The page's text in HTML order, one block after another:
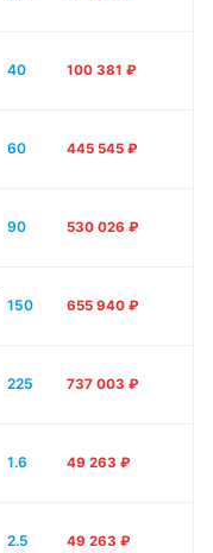
40 100 381 ₽
60 445 545 ₽
90 530 026 ₽
150 655 940 ₽
225 737 003 ₽
1.6 49 263 ₽
2.5 49 263 ₽